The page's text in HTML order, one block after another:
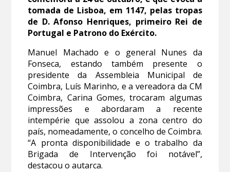
tomada de Lisboa, em 1147, pelas tropas
de D. Afonso Henriques, primeiro Rei de
Portugal e Patrono do Exército.
Manuel Machado e o general Nunes da
Fonseca, estando também presente o
presidente da Assembleia Municipal de
Coimbra, Luís Marinho, e a vereadora da CM
Coimbra, Carina Gomes, trocaram algumas
impressões e abordaram a recente
intempérie que assolou a zona centro do
país, nomeadamente, o concelho de Coimbra.
“A pronta disponibilidade e o trabalho da
Brigada de Intervenção foi notável”,
destacou o autarca.